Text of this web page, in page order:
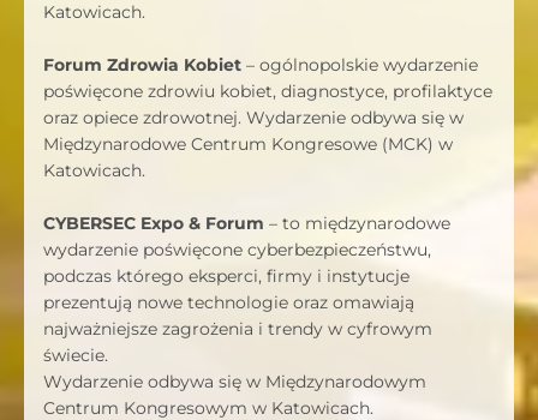
Katowicach.
Forum Zdrowia Kobiet – ogólnopolskie wydarzenie
poświęcone zdrowiu kobiet, diagnostyce, profilaktyce
oraz opiece zdrowotnej. Wydarzenie odbywa się w
Międzynarodowe Centrum Kongresowe (MCK) w
Katowicach.
CYBERSEC Expo & Forum – to międzynarodowe
wydarzenie poświęcone cyberbezpieczeństwu,
podczas którego eksperci, firmy i instytucje
prezentują nowe technologie oraz omawiają
najważniejsze zagrożenia i trendy w cyfrowym
świecie.
Wydarzenie odbywa się w Międzynarodowym
Centrum Kongresowym w Katowicach.